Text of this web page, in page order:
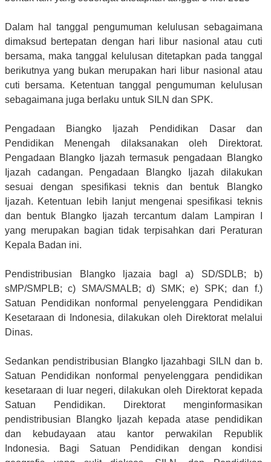
Dalam hal tanggal pengumuman kelulusan sebagaimana
dimaksud bertepatan dengan hari libur nasional atau cuti
bersama, maka tanggal kelulusan ditetapkan pada tanggal
berikutnya yang bukan merupakan hari libur nasional atau
cuti bersama. Ketentuan tanggal pengumuman kelulusan
sebagaimana juga berlaku untuk SILN dan SPK.
Pengadaan Biangko Ijazah Pendidikan Dasar dan
Pendidikan Menengah dilaksanakan oleh Direktorat.
Pengadaan Blangko Ijazah termasuk pengadaan Blangko
Ijazah cadangan. Pengadaan Blangko Ijazah dilakukan
sesuai dengan spesifikasi teknis dan bentuk Blangko
Ijazah. Ketentuan lebih lanjut mengenai spesifikasi teknis
dan bentuk Blangko Ijazah tercantum dalam Lampiran I
yang merupakan bagian tidak terpisahkan dari Peraturan
Kepala Badan ini.
Pendistribusian Blangko ljazaia bagl a) SD/SDLB; b)
sMP/SMPLB; c) SMA/SMALB; d) SMK; e) SPK; dan f.)
Satuan Pendidikan nonformal penyelenggara Pendidikan
Kesetaraan di Indonesia, dilakukan oleh Direktorat melalui
Dinas.
Sedankan pendistribusian Blangko ljazahbagi SILN dan b.
Satuan Pendidikan nonformal penyelenggara pendidikan
kesetaraan di luar negeri, dilakukan oleh Direktorat kepada
Satuan Pendidikan. Direktorat menginformasikan
pendistribusian Blangko Ijazah kepada atase pendidikan
dan kebudayaan atau kantor perwakilan Republik
Indonesia. Bagi Satuan Pendidikan dengan kondisi